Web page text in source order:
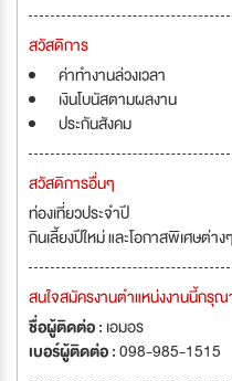
สวัสดิการ
ค่าทำงานล่วงเวลา
เงินโบนัสตามผลงาน
ประกันสังคม
สวัสดิการอื่นๆ
ท่องเที่ยวประจำปี
กินเลี้ยงปีใหม่ และโอกาสพิเศษต่างๆ
สนใจสมัครงานตำแหน่งงานนี้กรุ
ชื่อผู้ติดต่อ : เอมอร
เบอร์ผู้ติดต่อ :098-985-1515